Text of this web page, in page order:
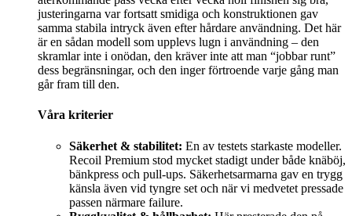
justeringarna var fortsatt smidiga och konstruktionen gav
samma stabila intryck även efter hårdare användning. Det här
är en sådan modell som upplevs lugn i användning – den
skramlar inte i onödan, den kräver inte att man “jobbar runt”
dess begränsningar, och den inger förtroende varje gång man
går fram till den.
Våra kriterier
Säkerhet & stabilitet: En av testets starkaste modeller.
Recoil Premium stod mycket stadigt under både knäböj,
bänkpress och pull-ups. Säkerhetsarmarna gav en trygg
känsla även vid tyngre set och när vi medvetet pressade
passen närmare failure.